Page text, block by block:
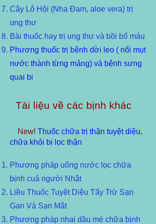
Cây Lô Hội (Nha Đam, aloe vera) trị
ung thư
Bài thuốc hay trị ung thư và bồi bổ máu
Phương thuốc trị bệnh dời leo ( nổi mụt
nước thành từng mảng) và bệnh sưng
quai bị
Tài liệu về các bịnh khác
New! Thuốc chữa trị thận tuyệt diệu,
chữa khỏi bị lọc thận
Phương pháp uống nước lọc chữa
bịnh cuả người Nhật
Liều Thuốc Tuyệt Diệu Tẩy Trừ Sạn
Gan Và Sạn Mật
Phương pháp nhai dầu mè chữa bịnh